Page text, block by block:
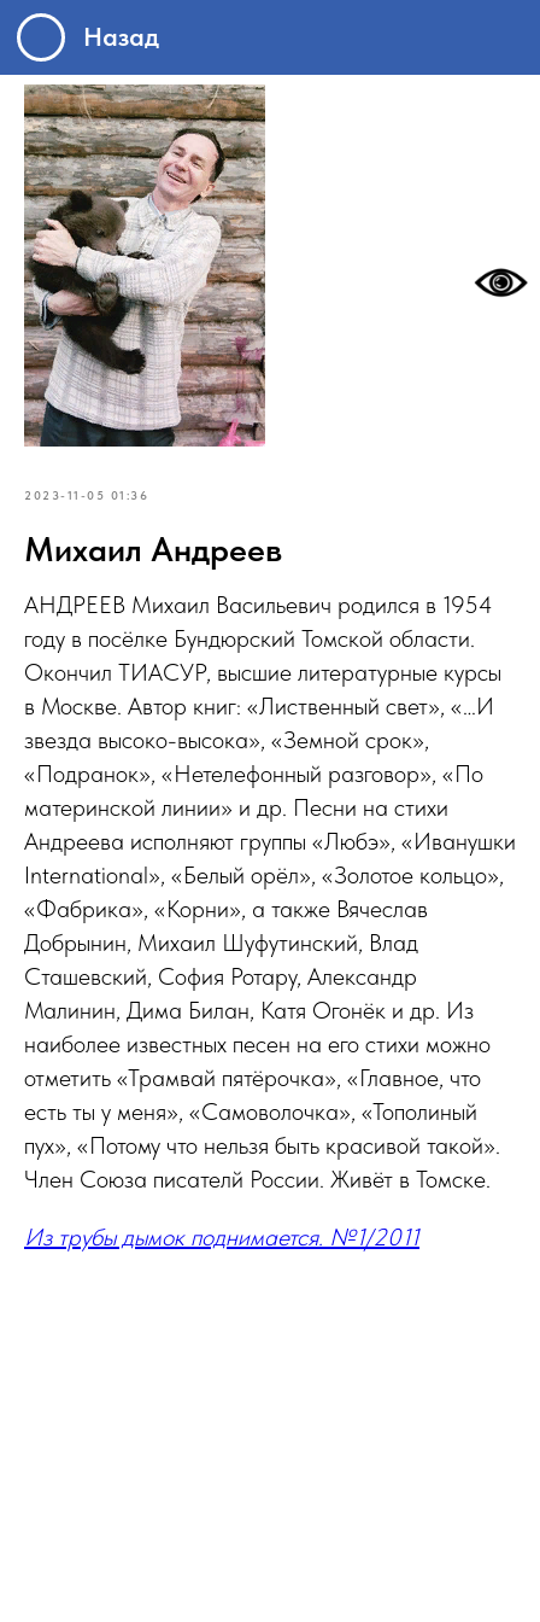
Назад
2023-11-05 01:36
Михаил Андреев
АНДРЕЕВ Михаил Васильевич родился в 1954
году в посёлке Бундюрский Томской области.
Окончил ТИАСУР, высшие литературные курсы
в Москве. Автор книг: «Лиственный свет», «…И
звезда высоко-высока», «Земной срок»,
«Подранок», «Нетелефонный разговор», «По
материнской линии» и др. Песни на стихи
Андреева исполняют группы «Любэ», «Иванушки
International», «Белый орёл», «Золотое кольцо»,
«Фабрика», «Корни», а также Вячеслав
Добрынин, Михаил Шуфутинский, Влад
Сташевский, София Ротару, Александр
Малинин, Дима Билан, Катя Огонёк и др. Из
наиболее известных песен на его стихи можно
отметить «Трамвай пятёрочка», «Главное, что
есть ты у меня», «Самоволочка», «Тополиный
пух», «Потому что нельзя быть красивой такой».
Член Союза писателй России. Живёт в Томске.
Из трубы дымок поднимается. №1/2011